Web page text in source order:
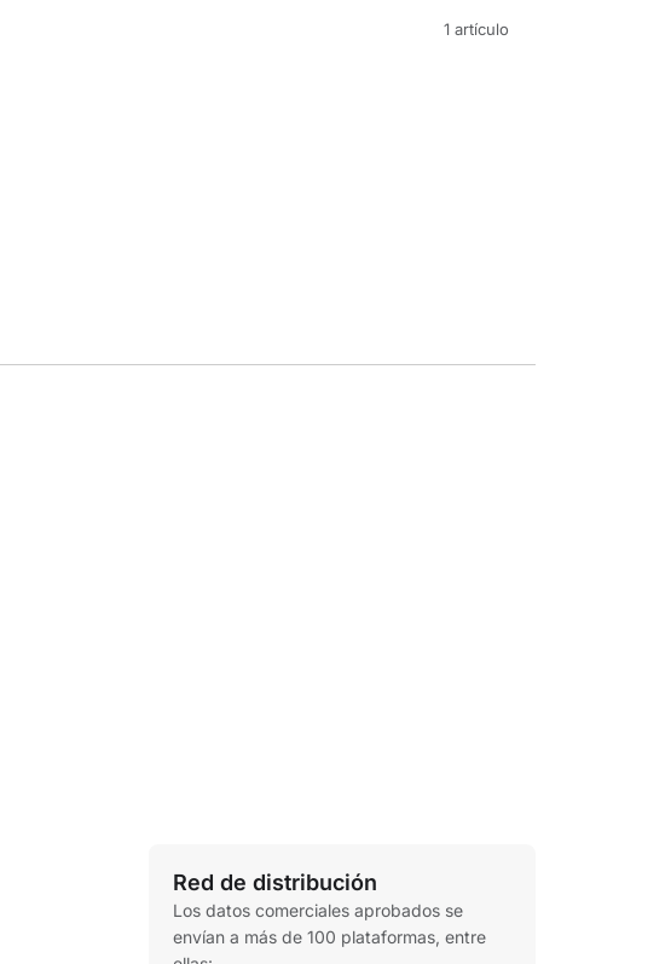
1 artículo
Red de distribución
Los datos comerciales aprobados se
envían a más de 100 plataformas, entre